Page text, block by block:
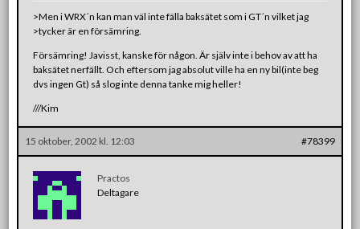
>Men i WRX´n kan man väl inte fälla baksätet som i GT´n vilket jag
>tycker är en försämring.
Försämring! Javisst, kanske för någon. Är själv inte i behov av att ha
baksätet nerfällt. Och eftersom jag absolut ville ha en ny bil(inte beg
dvs ingen Gt) så slog inte denna tanke mig heller!
///Kim
15 oktober, 2002 kl. 12:03 #78399
Practos
Deltagare